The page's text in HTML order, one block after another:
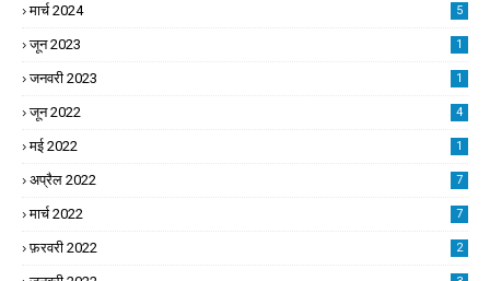
मार्च 2024 5
जून 2023 1
जनवरी 2023 1
जून 2022 4
मई 2022 1
अप्रैल 2022 7
मार्च 2022 7
फ़रवरी 2022 2